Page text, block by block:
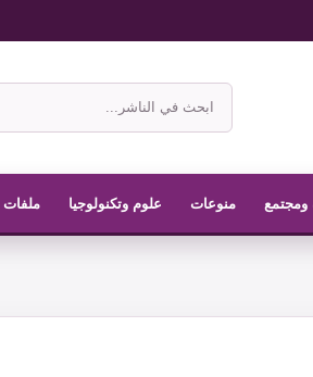
ابحث
في
الناشر
ومجتمع منوعات علوم وتكنولوجيا ملفات